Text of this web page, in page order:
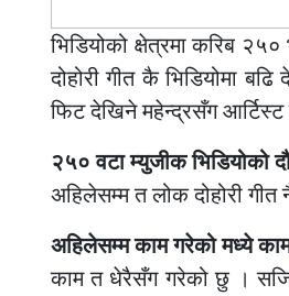
भिडियोको क्षेत्रमा करिब
दोहोरी गीत कै भिडियोमा
फिट देखिने महेन्द्रसँग आर्टिस्ट
२५० वटा म्युजीक भिडियोको
अहिलेसम्म त लोक दोहोरी
अहिलेसम्म काम गरेको मध्ये
काम त धेरैसँग गरेको छु ।